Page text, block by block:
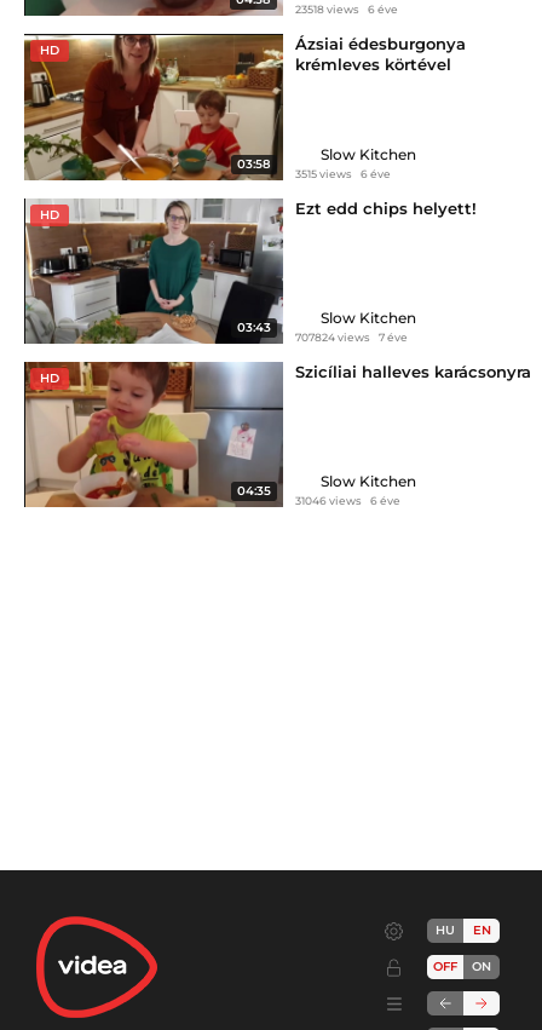
23518 views 6 éve
HD
03:58
Ázsiai édesburgonya
krémleves körtével
Slow Kitchen
3515 views 6 éve
HD
03:43
Ezt edd chips helyett!
Slow Kitchen
707824 views 7 éve
HD
04:35
Szicíliai halleves karácsonyra
Slow Kitchen
31046 views 6 éve
HU EN
OFF ON